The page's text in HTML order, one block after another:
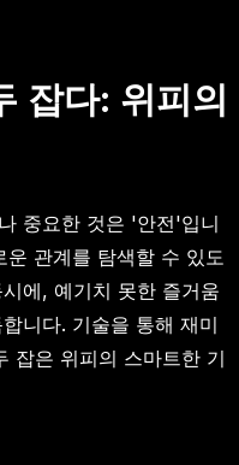
잡다: 위피의
중요한 것은 '안전'입니
관계를 탐색할 수 있도
에, 예기치 못한 즐거움
니다. 기술을 통해 재미
잡은 위피의 스마트한 기